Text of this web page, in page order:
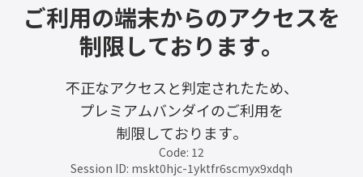
ご利用の端末からのアクセスを
制限しております。
不正なアクセスと判定されたため、
プレミアムバンダイのご利用を
制限しております。
Code: 12
Session ID: mskt0hjc-1yktfr6scmyx9xdqh